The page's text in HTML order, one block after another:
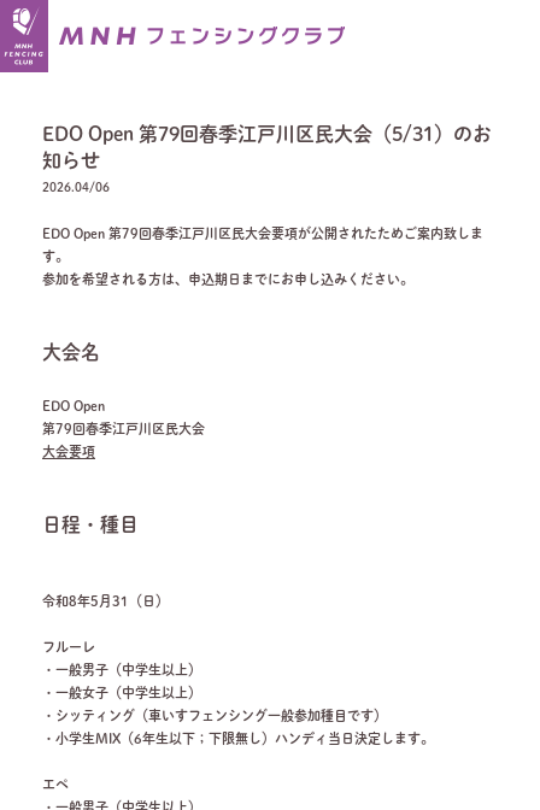
EDO Open 第79回春季江戸川区民大会（5/31）のお
知らせ
2026.04/06
EDO Open 第79回春季江戸川区民大会要項が公開されたためご案内致しま
す。
参加を希望される方は、申込期日までにお申し込みください。
大会名
EDO Open
第79回春季江戸川区民大会
大会要項
日程・種目
令和8年5月31（日）
フルーレ
・一般男子（中学生以上）
・一般女子（中学生以上）
・シッティング（車いすフェンシング一般参加種目です）
・小学生MIX（6年生以下；下限無し）ハンディ当日決定します。
エペ
・一般男子（中学生以上）